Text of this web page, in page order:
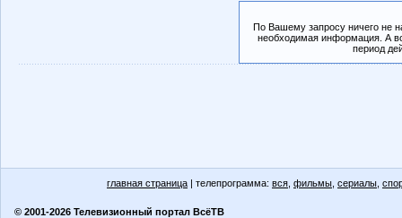
По Вашему запросу ничего не
необходимая информация. А
период
главная страница | телепрограмма: вся фильмы сериалы
© 2001-2026 Телевизионный портал ВсёТВ